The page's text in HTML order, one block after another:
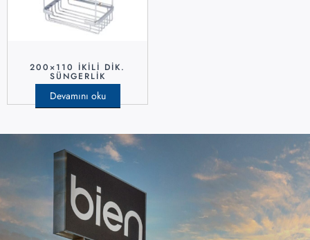
200×110 İKILI DIK.
SÜNGERLIK
Devamını oku